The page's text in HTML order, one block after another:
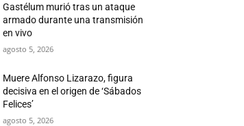
Gastélum murió tras un ataque
armado durante una transmisión
en vivo
agosto 5, 2026
Muere Alfonso Lizarazo, figura
decisiva en el origen de ‘Sábados
Felices’
agosto 5, 2026